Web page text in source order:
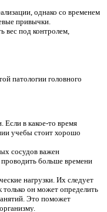
однако со временем
привычки.
вес под контролем,
патологии головного
Если в какое-то время
учебы стоит хорошо
сосудов важен
больше времени
нагрузки. Их следует
только он может определить
Это поможет